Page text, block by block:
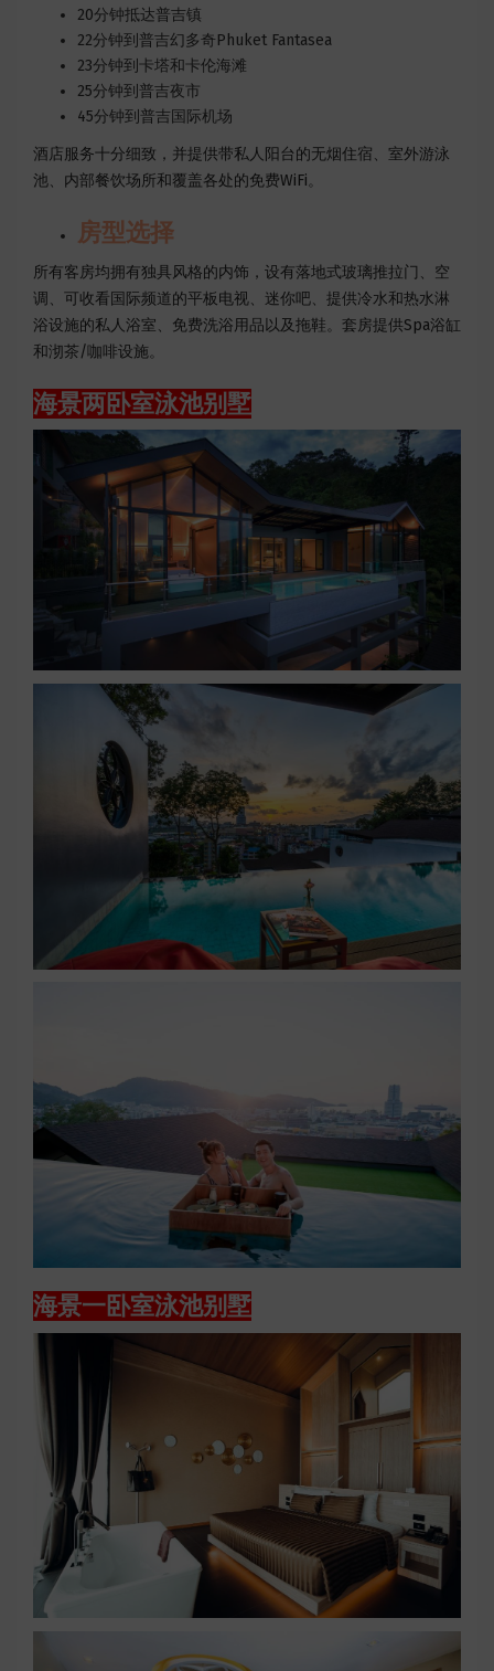
20分钟抵达普吉镇
22分钟到普吉幻多奇Phuket Fantasea
23分钟到卡塔和卡伦海滩
25分钟到普吉夜市
45分钟到普吉国际机场
酒店服务十分细致，并提供带私人阳台的无烟住宿、室外游泳
池、内部餐饮场所和覆盖各处的免费WiFi。
房型选择
所有客房均拥有独具风格的内饰，设有落地式玻璃推拉门、空
调、可收看国际频道的平板电视、迷你吧、提供冷水和热水淋
浴设施的私人浴室、免费洗浴用品以及拖鞋。套房提供Spa浴缸
和沏茶/咖啡设施。
海景两卧室泳池别墅
海景一卧室泳池别墅